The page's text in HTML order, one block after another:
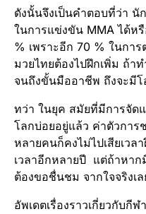
ดังนั้นจึงเป็นคำตอบที่ว่า นั
ในการแข่งขัน MMA ได้ห
% เพราะอีก 70 % ในกา
มวยไทยต้องไปฝึกเพิ่ม ถ้า
จนถึงขั้นมืออาชีพ ถึงจะมี
ทว่า ในยุค สมัยที่มีการจัด
โลกบ่อยอยู่แล้ว ค่าตัวการ
หลายคนก็คงไม่ไปเสียเวล
เวลาอีกหลายปี แต่ถ้าหา
ต้องขอชื่นชม จากใจจริงเล
อัพเดตเรื่องราวเกี่ยวกับกีฬา